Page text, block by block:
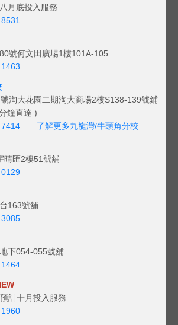
月底投入服務
號何文田廣場1樓101A-105
淘大花園二期淘大商場2樓S138-139號鋪
鐘直達 )
了解更多九龍灣/牛頭角分校
晴匯2樓51號舖
163號舖
下054-055號舖
計十月投入服務